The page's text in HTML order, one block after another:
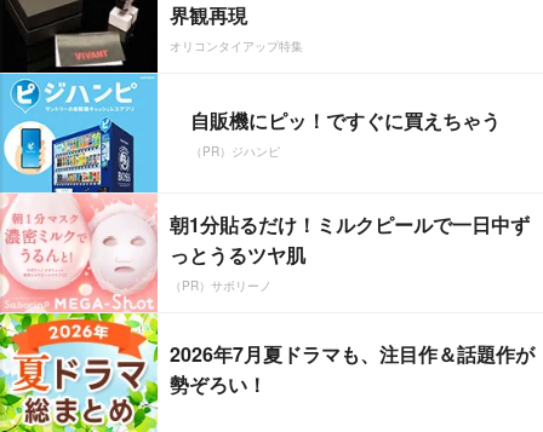
界観再現
オリコンタイアップ特集
自販機にピッ！ですぐに買えちゃう
（PR）ジハンピ
朝1分貼るだけ！ミルクピールで一日中ず
っとうるツヤ肌
（PR）サボリーノ
2026年7月夏ドラマも、注目作＆話題作が
勢ぞろい！